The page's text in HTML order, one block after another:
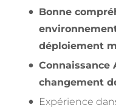
Bonne
déploiement
Connaissance
changement
Expérience